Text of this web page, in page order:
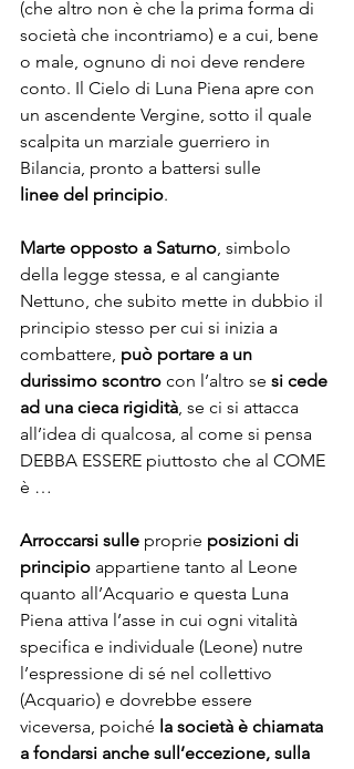
(che altro non è che la prima forma di
società che incontriamo) e a cui, bene
o male, ognuno di noi deve rendere
conto. Il Cielo di Luna Piena apre con
un ascendente Vergine, sotto il quale
scalpita un marziale guerriero in
Bilancia, pronto a battersi sulle
linee del principio.
Marte opposto a Saturno, simbolo
della legge stessa, e al cangiante
Nettuno, che subito mette in dubbio il
principio stesso per cui si inizia a
combattere, può portare a un
durissimo scontro con l’altro se si cede
ad una cieca rigidità, se ci si attacca
all’idea di qualcosa, al come si pensa
DEBBA ESSERE piuttosto che al COME
è …
Arroccarsi sulle proprie posizioni di
principio appartiene tanto al Leone
quanto all’Acquario e questa Luna
Piena attiva l’asse in cui ogni vitalità
specifica e individuale (Leone) nutre
l’espressione di sé nel collettivo
(Acquario) e dovrebbe essere
viceversa, poiché la società è chiamata
a fondarsi anche sull’eccezione, sulla